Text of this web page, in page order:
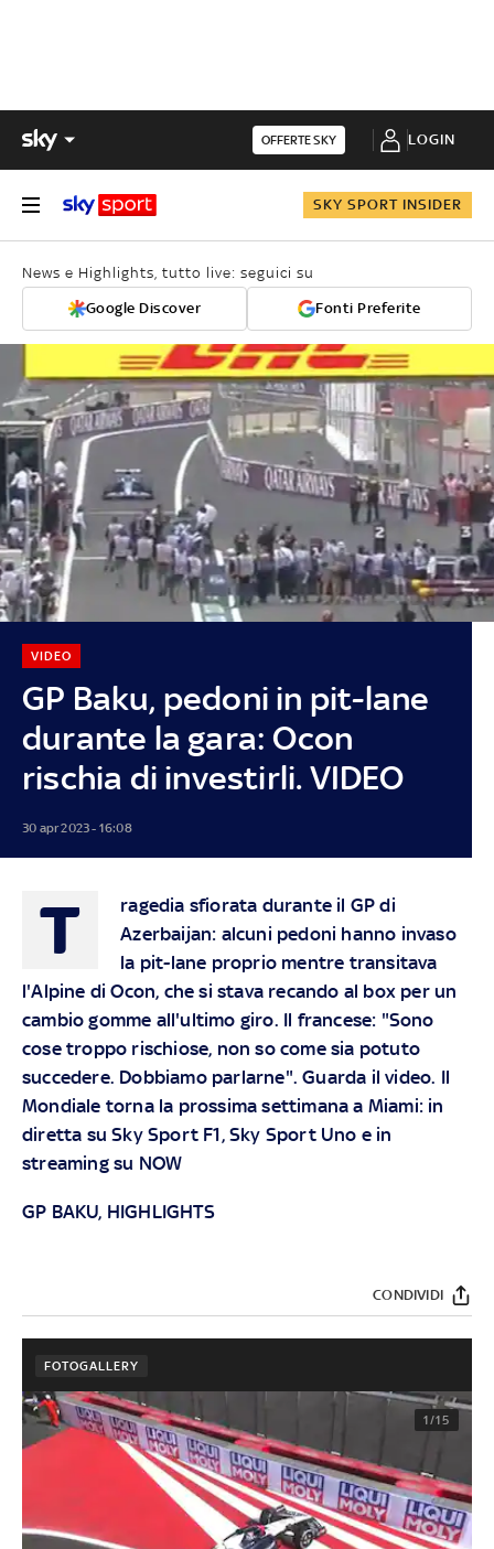
OFFERTE SKY LOGIN
SKY SPORT INSIDER
News e Highlights, tutto live: seguici su
Google Discover Fonti Preferite
GP Baku, pedoni in pit-lane
durante la gara: Ocon
rischia di investirli. VIDEO
VIDEO
30 apr 2023 - 16:08
T
ragedia sfiorata durante il GP di
Azerbaijan: alcuni pedoni hanno invaso
la pit-lane proprio mentre transitava
l'Alpine di Ocon, che si stava recando al box per un
cambio gomme all'ultimo giro. Il francese: "Sono
cose troppo rischiose, non so come sia potuto
succedere. Dobbiamo parlarne". Guarda il video. Il
Mondiale torna la prossima settimana a Miami: in
diretta suSky Sport F1, Sky Sport Uno e in
streaming su NOW
GP BAKU, HIGHLIGHTS
CONDIVIDI
FOTOGALLERY
1/15